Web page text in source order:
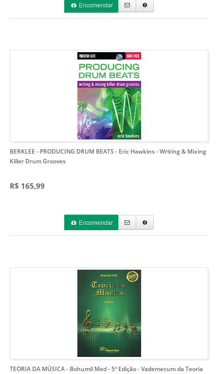
Encomendar
BERKLEE - PRODUCING DRUM BEATS - Eric Hawkins- Writing & Mixing
Killer Drum Grooves
R$ 165,99
Encomendar
TEORIA DA MÚSICA - Bohumil Med - 5ª Edição- Vademecum da Teoria